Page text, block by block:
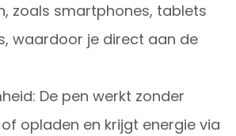
zoals smartphones, tablets
waardoor je direct aan de
De pen werkt zonder
opladen en krijgt energie via